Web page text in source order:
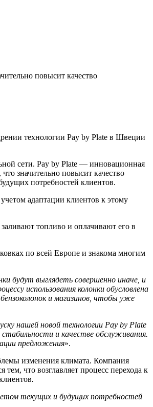
повысит качество
технологии Pay by Plate в Швеции
сети. Pay by Plate — инновационная
значительно повысит качество
потребностей клиентов.
адаптации клиентов к этому
топливо и оплачивают его в
по всей Европе и знакома многим
будут выглядеть совершенно иначе, и
использования колонки обусловлена
и магазинов, чтобы уже
нашей новой технологии Pay by Plate
и качестве обслуживания.
предложения».
изменения климата. Компания
что возглавляет процесс перехода к
.
текущих и будущих потребностей